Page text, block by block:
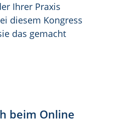
Ihrer Praxis
diesem Kongress
das gemacht
beim Online